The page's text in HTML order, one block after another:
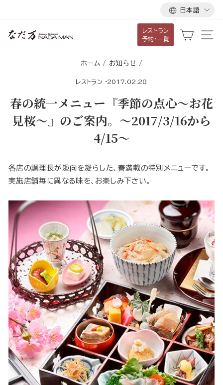
言
語
日本語
レストラン
予約・一覧
カート
ホーム / お知らせ /
レストラン ·2017.02.28
春の統一メニュー『季節の点心～お花
見桜～』のご案内。～2017/3/16から
4/15～
各店の調理長が趣向を凝らした、春満載の特別メニューです。
実施店舗毎に異なる味を、お楽しみ下さい。